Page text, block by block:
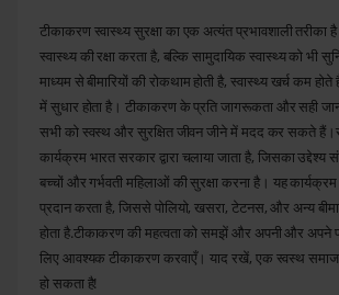
टीकाकरण स्वास्थ्य सुरक्षा का एक अत्यंत प्रभावशाली तरीका
स्वास्थ्य की रक्षा करता है, बल्कि सामुदायिक स्वास्थ्य को भी
माध्यम से बीमारियों की रोकथाम होती है, स्वास्थ्य खर्च कम
में सुधार होता है। टीकाकरण के प्रति जागरूकता और सही
सभी को स्वस्थ और सुरक्षित जीवन जीने में मदद कर सकते
कार्यक्रम भारत सरकार द्वारा चलाया जाता है, जिसका उद्देश्य
बच्चों और गर्भवती महिलाओं की सुरक्षा करना है। यह
प्रदान करता है, जिससे पोलियो, खसरा, टेटनस, और अन्य
होता है.टीकाकरण की महत्वता को समझें और अपनी और अपने
लिए आवश्यक टीकाकरण करवाएँ। याद रखें, एक स्वस्थ
हो सकता है!